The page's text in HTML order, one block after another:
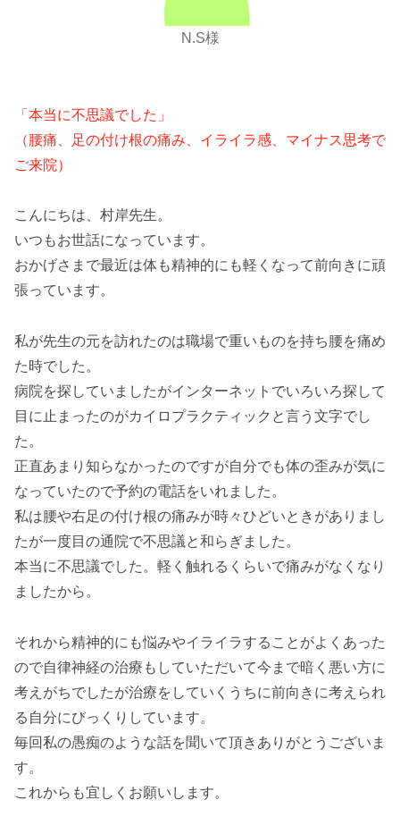
N.S様
「本当に不思議でした」
（腰痛、足の付け根の痛み、イライラ感、マイナス思考で
ご来院）
こんにちは、村岸先生。
いつもお世話になっています。
おかげさまで最近は体も精神的にも軽くなって前向きに頑
張っています。
私が先生の元を訪れたのは職場で重いものを持ち腰を痛め
た時でした。
病院を探していましたがインターネットでいろいろ探して
目に止まったのがカイロプラクティックと言う文字でし
た。
正直あまり知らなかったのですが自分でも体の歪みが気に
なっていたので予約の電話をいれました。
私は腰や右足の付け根の痛みが時々ひどいときがありまし
たが一度目の通院で不思議と和らぎました。
本当に不思議でした。軽く触れるくらいで痛みがなくなり
ましたから。
それから精神的にも悩みやイライラすることがよくあった
ので自律神経の治療もしていただいて今まで暗く悪い方に
考えがちでしたが治療をしていくうちに前向きに考えられ
る自分にびっくりしています。
毎回私の愚痴のような話を聞いて頂きありがとうございま
す。
これからも宜しくお願いします。